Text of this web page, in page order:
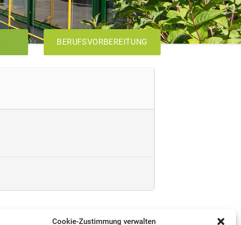
Cookie-Zustimmung verwalten
BERUFSVORBEREITUNG